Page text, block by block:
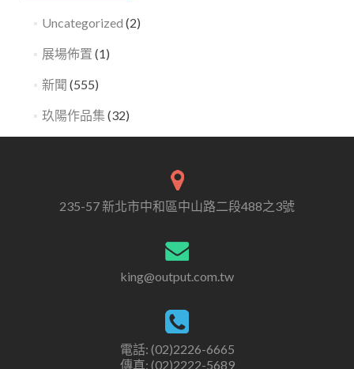
Uncategorized (2)
展場佈置 (1)
新聞 (555)
玖陽作品集 (32)
235-57 新北市中和區中山路二段488之3號
king@output.com.tw
電話: (02)2226-6665
傳真: (02)2222-5689